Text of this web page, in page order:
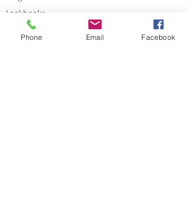
Lookbooks
Phone Email Facebook